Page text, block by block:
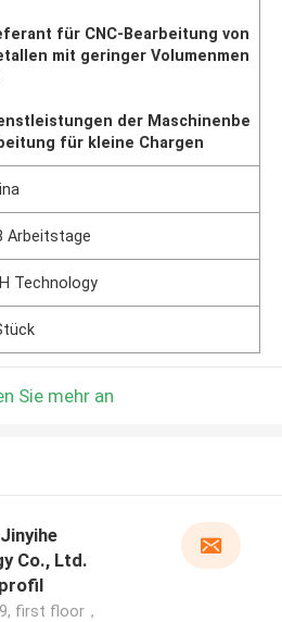
für CNC-Bearbeitung von
mit geringer Volumenmen
der Maschinenbe
für kleine Chargen
Arbeitstage
Technology
Sie mehr an
Co., Ltd.
first floor，